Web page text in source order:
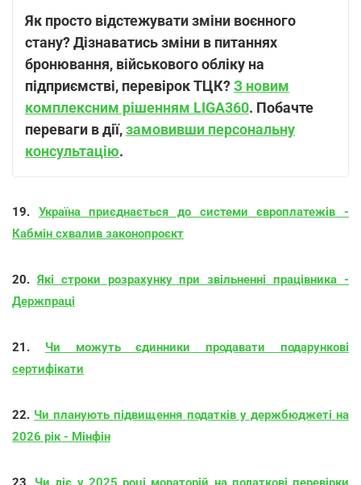
Як просто відстежувати зміни воєнного
стану? Дізнаватись зміни в питаннях
бронювання, військового обліку на
підприємстві, перевірок ТЦК?З новим
комплексним рішенням LIGA360. Побачте
переваги в дії,замовивши персональну
консультацію.
19. Україна приєднається до системи європлатежів -
Кабмін схвалив законопроєкт
20. Які строки розрахунку при звільненні працівника -
Держпраці
21. Чи можуть єдинники продавати подарункові
сертифікати
22. Чи планують підвищення податків у держбюджеті на
2026 рік - Мінфін